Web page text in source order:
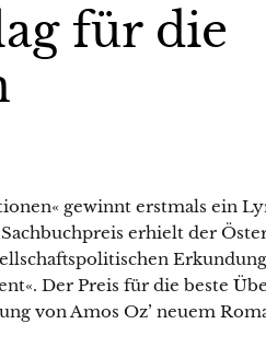
für die
gewinnt erstmals ein
erhielt der
Der Preis für die beste
von Amos Oz’ neuem